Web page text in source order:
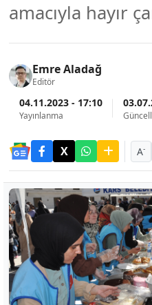
amacıyla hayır
Emre Aladağ
Editör
04.11.2023 - 17:10
Yayınlanma
A-